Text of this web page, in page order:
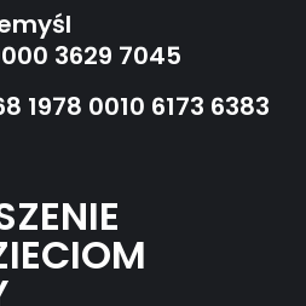
3629 7045
1978 0010 6173 6383